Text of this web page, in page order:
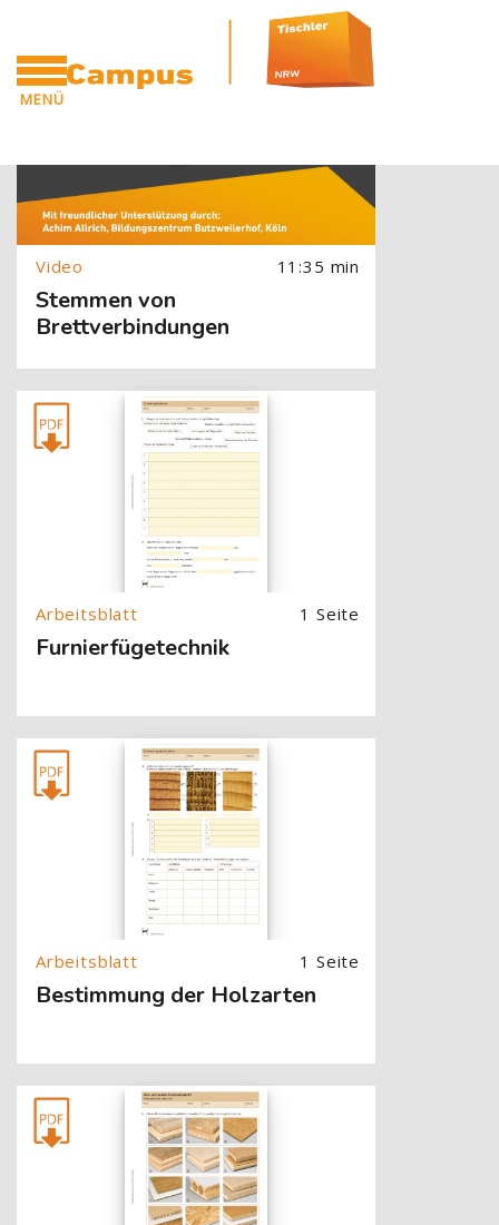
MENÜ
[Cocoon] Slider style 1: Video überspringen
Blöcke
[Cocoon] About (Text with Image) überspringen
11:35 min
Stemmen von
Brettverbindungen
[Cocoon] About (Text with Image) überspringen
1 Seite
Furnierfügetechnik
[Cocoon] About (Text with Image) überspringen
1 Seite
Bestimmung der Holzarten
[Cocoon] About (Text with Image) überspringen